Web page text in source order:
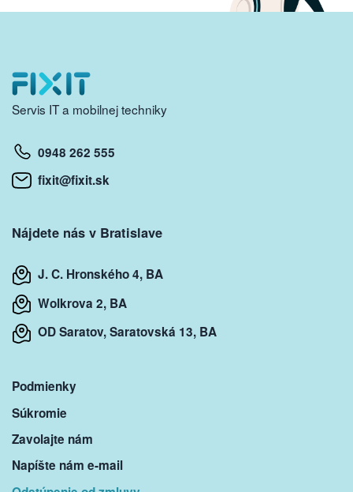
Servis IT a mobilnej techniky
0948 262 555
fixit@fixit.sk
Nájdete nás v Bratislave
J. C. Hronského 4, BA
Wolkrova 2, BA
OD Saratov, Saratovská 13, BA
Podmienky
Súkromie
Zavolajte nám
Napíšte nám e-mail